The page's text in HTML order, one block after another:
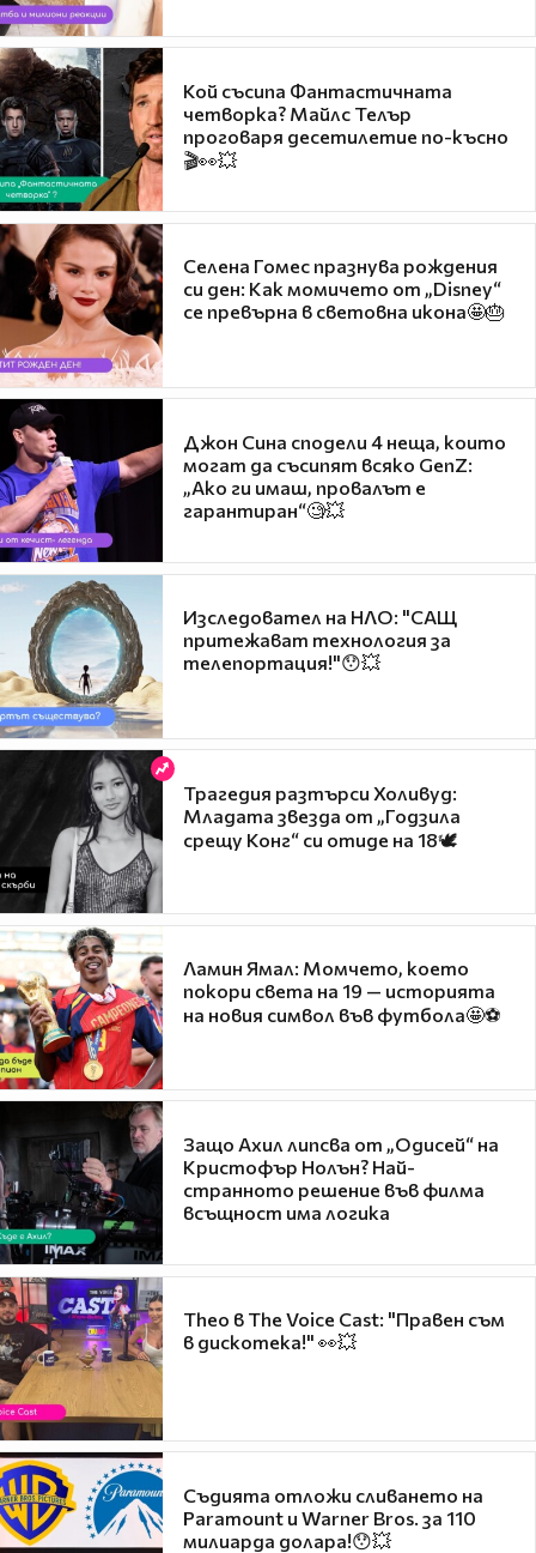
Кой съсипа Фантастичната
четворка? Майлс Телър
проговаря десетилетие по-късно
🎬👀💥
Селена Гомес празнува рождения
си ден: Как момичето от „Disney“
се превърна в световна икона🤩🎂
Джон Сина сподели 4 неща, които
могат да съсипят всяко GenZ:
„Ако ги имаш, провалът е
гарантиран“🧐💥
Изследовател на НЛО: "САЩ
притежават технология за
телепортация!"😯💥
Трагедия разтърси Холивуд:
Младата звезда от „Годзила
срещу Конг“ си отиде на 18🕊️
Ламин Ямал: Момчето, което
покори света на 19 — историята
на новия символ във футбола🤩⚽
Защо Ахил липсва от „Одисей“ на
Кристофър Нолън? Най-
странното решение във филма
всъщност има логика
Theo в The Voice Cast: "Правен съм
в дискотека!" 👀💥
Съдията отложи сливането на
Paramount и Warner Bros. за 110
милиарда долара!😯💥